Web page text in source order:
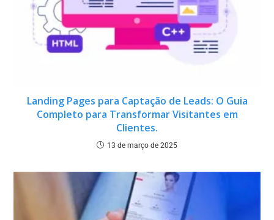
Landing Pages para Captação de Leads: O Guia
Completo para Transformar Visitantes em
Clientes.
13 de março de 2025